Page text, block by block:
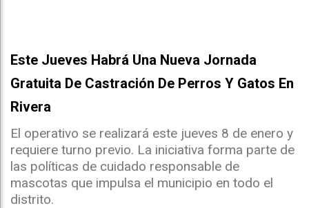
Este Jueves Habrá Una Nueva Jornada
Gratuita De Castración De Perros Y Gatos En
Rivera
El operativo se realizará este jueves 8 de enero y
requiere turno previo. La iniciativa forma parte de
las políticas de cuidado responsable de
mascotas que impulsa el municipio en todo el
distrito.